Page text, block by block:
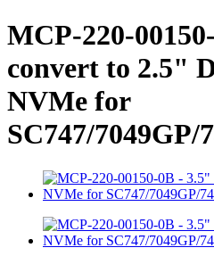
MCP-220-
convert to 2.5"
NVMe for
SC747/7049GP/